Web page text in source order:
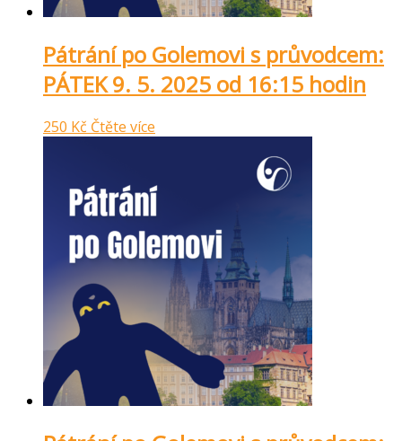
Pátrání po Golemovi s průvodcem:
PÁTEK 9. 5. 2025 od 16:15 hodin
250 Kč Čtěte více